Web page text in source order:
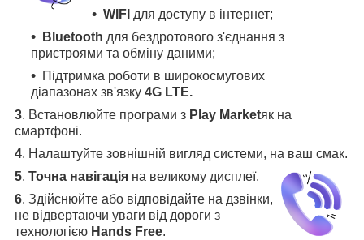
WIFI для доступу в інтернет;
Bluetooth для бездротового з'єднання з
пристроями та обміну даними;
Підтримка роботи в широкосмугових
діапазонах зв'язку 4G LTE.
3. Встановлюйте програми з Play Marketяк на
смартфоні.
4. Налаштуйте зовнішній вигляд системи, на ваш смак.
5. Точна навігація на великому дисплеї.
6. Здійснюйте або відповідайте на дзвінки,
не відвертаючи уваги від дороги з
технологією Hands Free.